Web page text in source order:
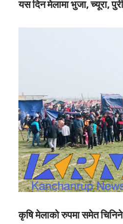
यस दिन मेलामा भुजा, च्यूरा,
कृषि मेलाको रुपमा समेत